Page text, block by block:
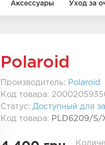
КВАДРАТНЫЕ
КВАДРАТНЫЕ
Аксессуары Уход за
Polaroid
Производитель: Polaroid
Код товара:
Статус: Доступный для
Код товара: PLD6209/S/